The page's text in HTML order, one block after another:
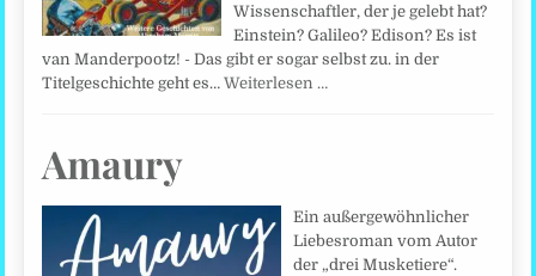
Wissenschaftler, der je gelebt hat?
Einstein? Galileo? Edison? Es ist
van Manderpootz! - Das gibt er sogar selbst zu. in der
Titelgeschichte geht es…Weiterlesen …
Amaury
Ein außergewöhnlicher
Liebesroman vom Autor
der „drei Musketiere“.